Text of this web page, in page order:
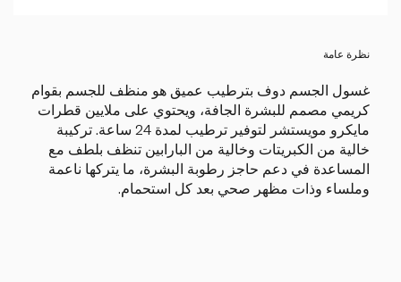
نظرة عامة
غسول الجسم دوف بترطيب عميق هو منظف للجسم بقوام
كريمي مصمم للبشرة الجافة، ويحتوي على ملايين قطرات
مايكرو مويستشر لتوفير ترطيب لمدة 24 ساعة. تركيبة
خالية من الكبريتات وخالية من البارابين تنظف بلطف مع
المساعدة في دعم حاجز رطوبة البشرة، ما يتركها ناعمة
وملساء وذات مظهر صحي بعد كل استحمام.